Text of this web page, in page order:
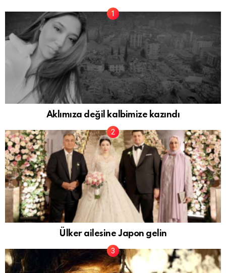
Aklımıza değil kalbimize kazındı
Ülker ailesine Japon gelin